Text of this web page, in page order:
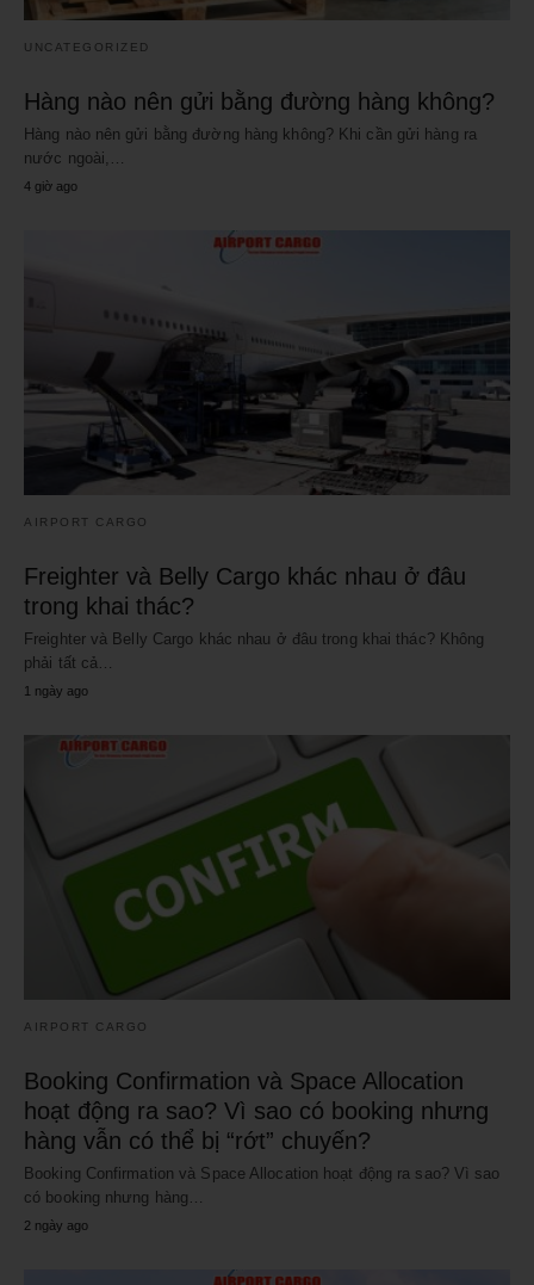
UNCATEGORIZED
Hàng nào nên gửi bằng đường hàng không?
Hàng nào nên gửi bằng đường hàng không? Khi cần gửi hàng ra
nước ngoài,…
4 giờ ago
AIRPORT CARGO
Freighter và Belly Cargo khác nhau ở đâu
trong khai thác?
Freighter và Belly Cargo khác nhau ở đâu trong khai thác? Không
phải tất cả…
1 ngày ago
AIRPORT CARGO
Booking Confirmation và Space Allocation
hoạt động ra sao? Vì sao có booking nhưng
hàng vẫn có thể bị “rớt” chuyến?
Booking Confirmation và Space Allocation hoạt động ra sao? Vì sao
có booking nhưng hàng…
2 ngày ago